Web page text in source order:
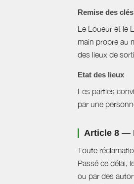
Remise des clés
Le Loueur et le
main propre au
des lieux de
Etat des lieux
Les parties
par une
Article 8 —
Toute
Passé ce délai,
ou par des